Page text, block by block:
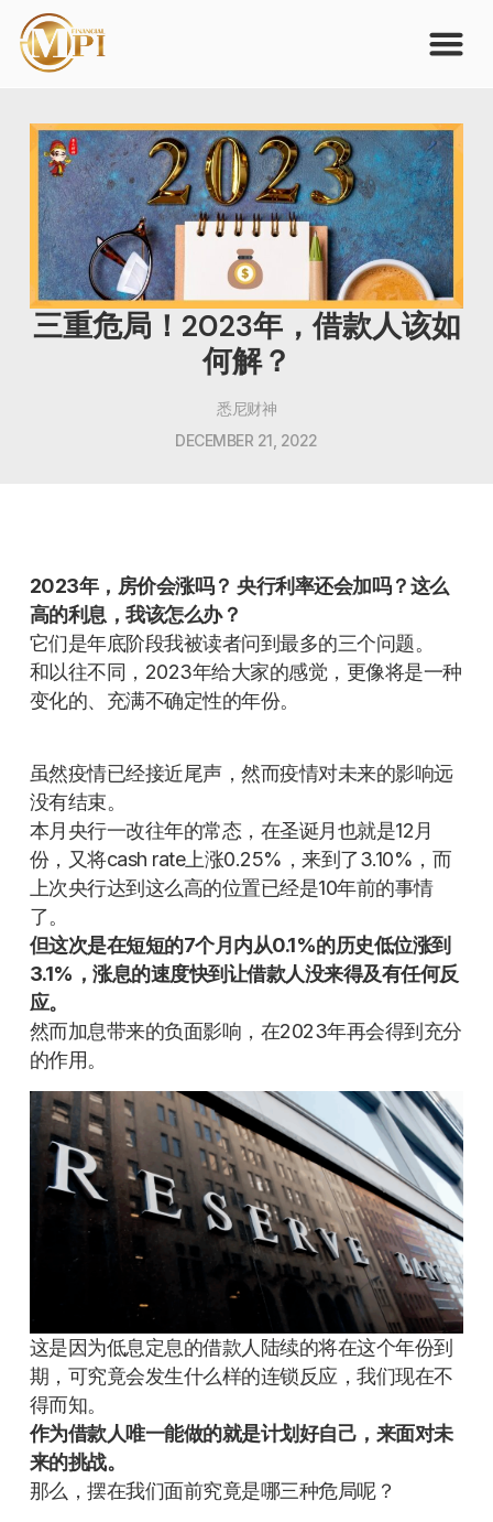
三重危局！2023年，借款人该如
何解？
悉尼财神
DECEMBER 21, 2022
2023年，房价会涨吗？ 央行利率还会加吗？这么
高的利息，我该怎么办？
它们是年底阶段我被读者问到最多的三个问题。
和以往不同，2023年给大家的感觉，更像将是一种
变化的、充满不确定性的年份。
虽然疫情已经接近尾声，然而疫情对未来的影响远
没有结束。
本月央行一改往年的常态，在圣诞月也就是12月
份，又将cash rate上涨0.25%，来到了3.10%，而
上次央行达到这么高的位置已经是10年前的事情
了。
但这次是在短短的7个月内从0.1%的历史低位涨到
3.1%，涨息的速度快到让借款人没来得及有任何反
应。
然而加息带来的负面影响，在2023年再会得到充分
的作用。
这是因为低息定息的借款人陆续的将在这个年份到
期，可究竟会发生什么样的连锁反应，我们现在不
得而知。
作为借款人唯一能做的就是计划好自己，来面对未
来的挑战。
那么，摆在我们面前究竟是哪三种危局呢？